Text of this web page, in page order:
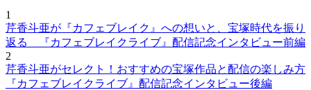
1
芹香斗亜が『カフェブレイク』への想いと、宝塚時代を振り
返る 『カフェブレイクライブ』配信記念インタビュー前編
2
芹香斗亜がセレクト！おすすめの宝塚作品と配信の楽しみ方
『カフェブレイクライブ』配信記念インタビュー後編